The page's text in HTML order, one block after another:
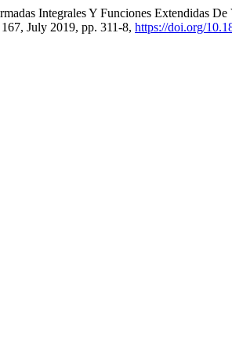
Integrales Y Funciones Extendidas
July 2019, pp. 311-8, https://doi.org/